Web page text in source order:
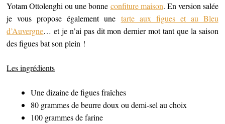
Yotam Ottolenghi ou une bonne confiture maison. En version salée
je vous propose également une tarte aux figues et au Bleu
d’Auvergne… et je n’ai pas dit mon dernier mot tant que la saison
des figues bat son plein !
Les ingrédients
Une dizaine de figues fraîches
80 grammes de beurre doux ou demi-sel au choix
100 grammes de farine